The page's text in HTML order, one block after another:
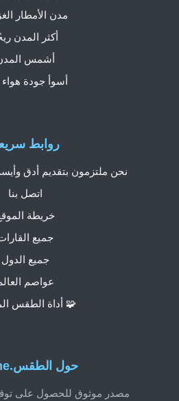
حول الطقس.online
مصدر موثوق للحصول على
روابط
نحن ملتزمون بتقديم أدق
اتصل بنا
خريطة
جميع
جميع الدول
عواصم
🧩 أداة الطقس
مدن الأمطار
أكثر المدن
أشمس
أسوأ جودة هواء